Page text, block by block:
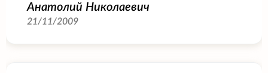
Анатолий Николаевич
21/11/2009